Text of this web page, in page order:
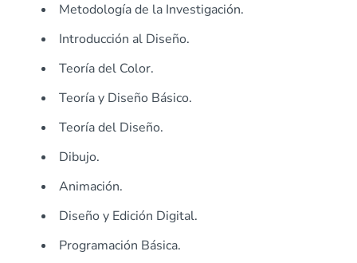
Metodología de la Investigación.
Introducción al Diseño.
Teoría del Color.
Teoría y Diseño Básico.
Teoría del Diseño.
Dibujo.
Animación.
Diseño y Edición Digital.
Programación Básica.